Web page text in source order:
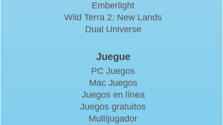
Emberlight
Wild Terra 2: New Lands
Dual Universe
Juegue
PC Juegos
Mac Juegos
Juegos en línea
Juegos gratuitos
Multijugador